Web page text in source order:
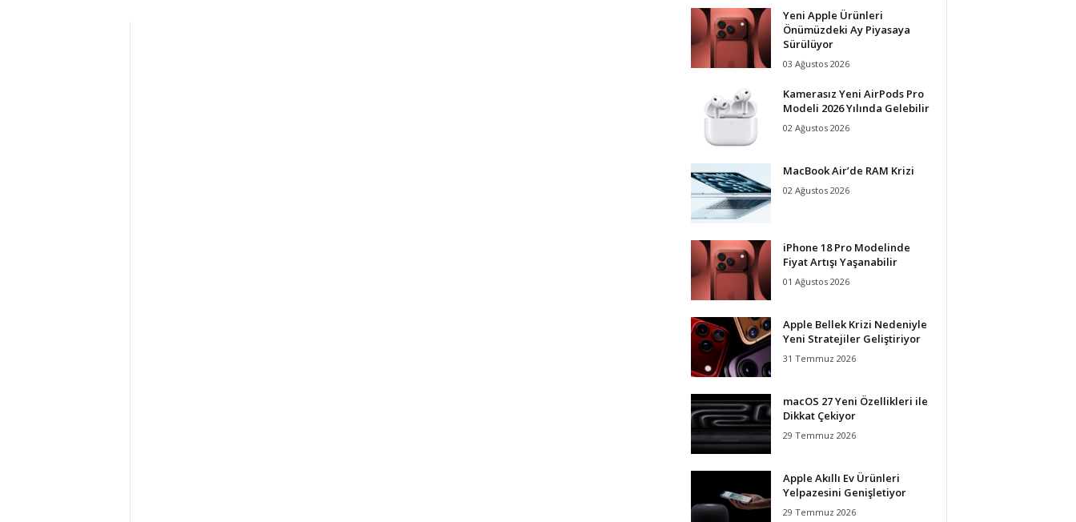
Yeni Apple Ürünleri
Önümüzdeki Ay Piyasaya
Sürülüyor
03 Ağustos 2026
Kamerasız Yeni AirPods Pro
Modeli 2026 Yılında Gelebilir
02 Ağustos 2026
MacBook Air’de RAM Krizi
02 Ağustos 2026
iPhone 18 Pro Modelinde
Fiyat Artışı Yaşanabilir
01 Ağustos 2026
Apple Bellek Krizi Nedeniyle
Yeni Stratejiler Geliştiriyor
31 Temmuz 2026
macOS 27 Yeni Özellikleri ile
Dikkat Çekiyor
29 Temmuz 2026
Apple Akıllı Ev Ürünleri
Yelpazesini Genişletiyor
29 Temmuz 2026